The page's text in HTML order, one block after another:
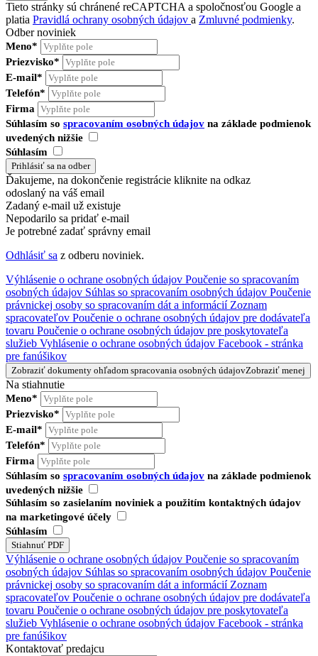
Tieto stránky sú chránené reCAPTCHA a spoločnosťou Google a
platia Pravidlá ochrany osobných údajov a Zmluvné podmienky.
Odber noviniek
Meno*
Priezvisko*
E-mail*
Telefón*
Firma
Súhlasím so spracovaním osobných údajov na základe podmienok
uvedených nižšie
Súhlasím
Ďakujeme, na dokončenie registrácie kliknite na odkaz
odoslaný na váš email
Zadaný e-mail už existuje
Nepodarilo sa pridať e-mail
Je potrebné zadať správny email
Odhlásiť sa z odberu noviniek.
Výhlásenie o ochrane osobných údajov Poučenie so spracovaním
osobných údajov Súhlas so spracovaním osobných údajov Poučenie
právnickej osoby so spracovaním dát a informácií Zoznam
spracovateľov Poučenie o ochrane osobných údajov pre dodávateľa
tovaru Poučenie o ochrane osobných údajov pre poskytovateľa
služieb Vyhlásenie o ochrane osobných údajov Facebook - stránka
pre fanúšikov
Zobraziť dokumenty ohľadom spracovania osobných údajovZobraziť menej
Na stiahnutie
Meno*
Priezvisko*
E-mail*
Telefón*
Firma
Súhlasím so spracovaním osobných údajov na základe podmienok
uvedených nižšie
Súhlasím so zasielaním noviniek a použitím kontaktných údajov
na marketingové účely
Súhlasím
Výhlásenie o ochrane osobných údajov Poučenie so spracovaním
osobných údajov Súhlas so spracovaním osobných údajov Poučenie
právnickej osoby so spracovaním dát a informácií Zoznam
spracovateľov Poučenie o ochrane osobných údajov pre dodávateľa
tovaru Poučenie o ochrane osobných údajov pre poskytovateľa
služieb Vyhlásenie o ochrane osobných údajov Facebook - stránka
pre fanúšikov
Kontaktovať predajcu